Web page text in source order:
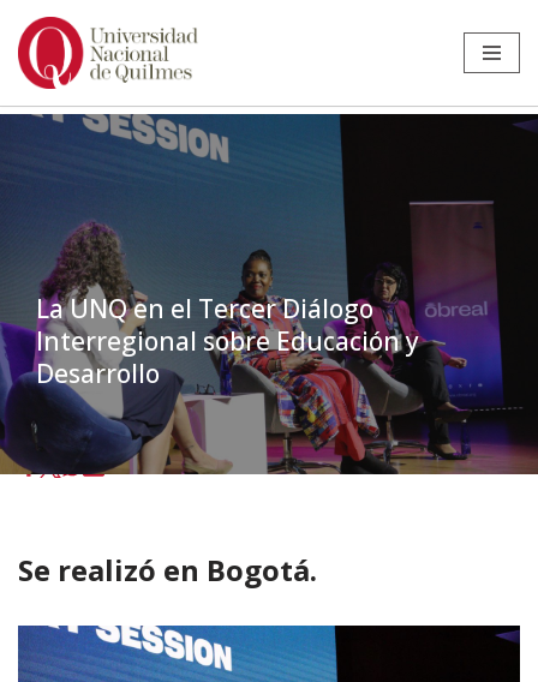
Ir
contenido
La UNQ en el Tercer Diálogo
Interregional sobre Educación y
Desarrollo
Inicio»Noticias Internacionales»La UNQ en el Tercer Diálogo
Interregional sobre Educación y Desarrollo
Se realizó en Bogotá.